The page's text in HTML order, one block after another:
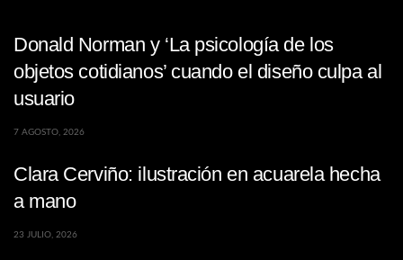
Donald Norman y ‘La psicología de los
objetos cotidianos’ cuando el diseño culpa al
usuario
7 AGOSTO, 2026
Clara Cerviño: ilustración en acuarela hecha
a mano
23 JULIO, 2026